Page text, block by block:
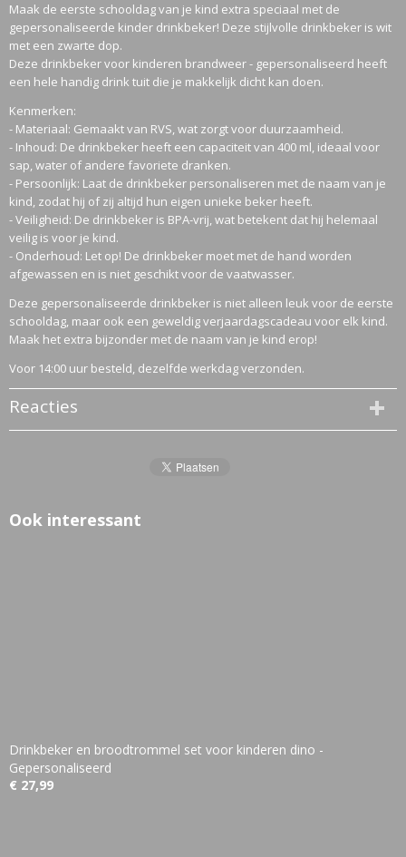
Maak de eerste schooldag van je kind extra speciaal met de
gepersonaliseerde kinder drinkbeker! Deze stijlvolle drinkbeker is wit
met een zwarte dop.
Deze drinkbeker voor kinderen brandweer - gepersonaliseerd heeft
een hele handig drink tuit die je makkelijk dicht kan doen.
Kenmerken:
- Materiaal: Gemaakt van RVS, wat zorgt voor duurzaamheid.
- Inhoud: De drinkbeker heeft een capaciteit van 400 ml, ideaal voor
sap, water of andere favoriete dranken.
- Persoonlijk: Laat de drinkbeker personaliseren met de naam van je
kind, zodat hij of zij altijd hun eigen unieke beker heeft.
- Veiligheid: De drinkbeker is BPA-vrij, wat betekent dat hij helemaal
veilig is voor je kind.
- Onderhoud: Let op! De drinkbeker moet met de hand worden
afgewassen en is niet geschikt voor de vaatwasser.
Deze gepersonaliseerde drinkbeker is niet alleen leuk voor de eerste
schooldag, maar ook een geweldig verjaardagscadeau voor elk kind.
Maak het extra bijzonder met de naam van je kind erop!
Voor 14:00 uur besteld, dezelfde werkdag verzonden.
Reacties
Ook interessant
Drinkbeker en broodtrommel set voor kinderen dino -
Gepersonaliseerd
€ 27,99